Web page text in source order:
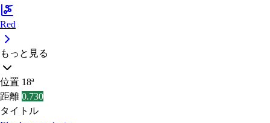
Red
もっと見る
位置 18ª
距離 0.730
タイトル